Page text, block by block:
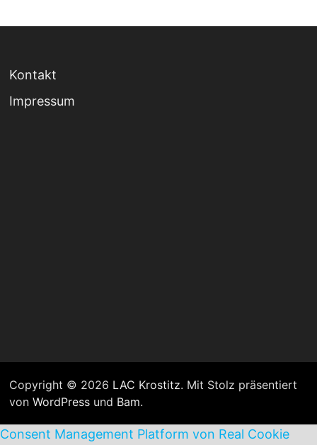
Kontakt
Impressum
Copyright © 2026 LAC Krostitz. Mit Stolz präsentiert
von WordPressund Bam.
Consent Management Platform von Real Cookie